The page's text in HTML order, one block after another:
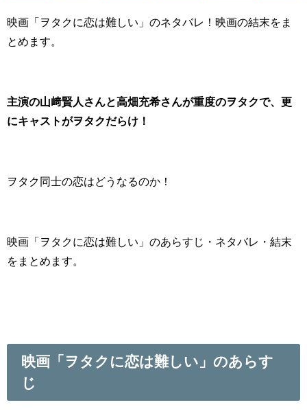
映画「ヲタクに恋は難しい」のネタバレ！映画の結末をま
とめます。
主演の山﨑賢人さんと高畑充希さんが重度のヲタクで、更
にキャストがヲタクだらけ！
ヲタク同士の恋はどうなるのか！
映画「ヲタクに恋は難しい」のあらすじ・ネタバレ・結末
をまとめます。
映画「ヲタクに恋は難しい」のあらす
じ